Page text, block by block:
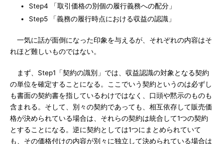
Step4 「取引価格の別個の履行義務への配分」
Step5 「義務の履行時点における収益の認識」
一気に話が面倒になった印象を与えるが、それぞれの内容はそ
れほど難しいものではない。
まず、Step1「契約の識別」では、収益認識の対象となる契約
の単位を確定することになる。ここでいう契約というのは必ずし
も書面の契約書を指しているわけではなく、口頭や黙示のものも
含まれる。そして、別々の契約であっても、相互依存して販売価
格が決められている場合は、それらの契約は統合して1つの契約
とすることになる。逆に契約としては1つにまとめられていて
も、その価格付けの内容が別々に独立して決められている場合は